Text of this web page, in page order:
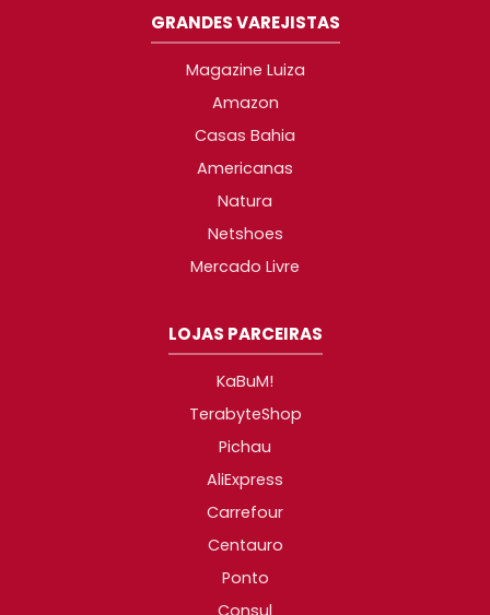
GRANDES VAREJISTAS
Magazine Luiza
Amazon
Casas Bahia
Americanas
Natura
Netshoes
Mercado Livre
LOJAS PARCEIRAS
KaBuM!
TerabyteShop
Pichau
AliExpress
Carrefour
Centauro
Ponto
Consul